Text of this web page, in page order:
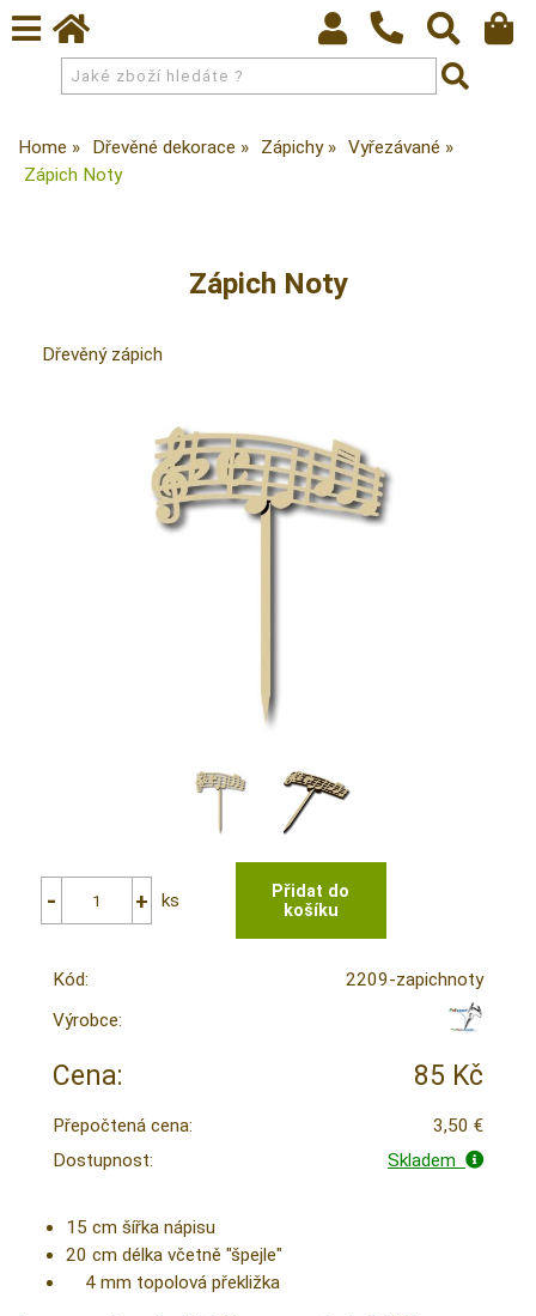
Home Dřevěné dekorace Zápichy
Vyřezávané
Zápich Noty
Zápich Noty
Dřevěný zápich
ks
Kód:
2209-zapichnoty
Výrobce:
Cena: 85 Kč
Přepočtená cena:
3,50 €
Dostupnost:
Skladem
15 cm šířka nápisu
20 cm délka včetně "špejle"
4 mm topolová překližka